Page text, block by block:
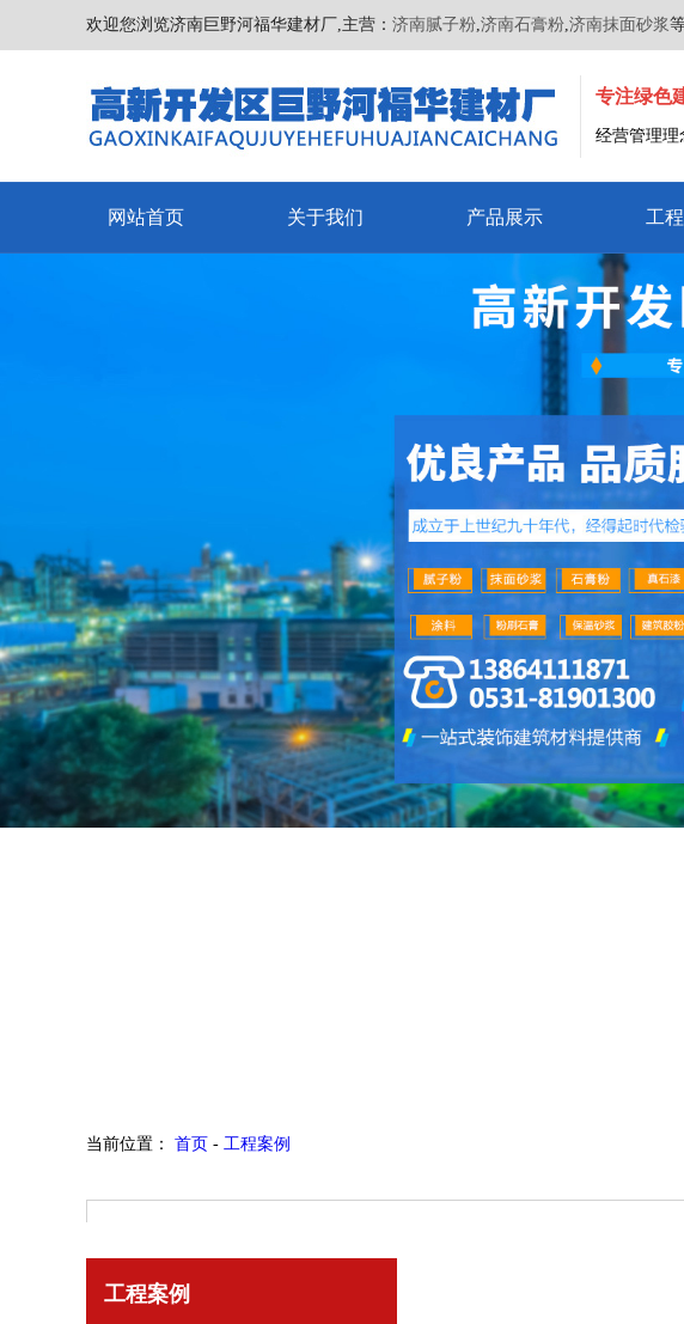
欢迎您浏览济南巨野河福华建材厂,主营： 济南腻子粉,济南石膏粉,济南抹面砂浆
专注绿色
经营管理理
网站首页 关于我们 产品展示 工
当前位置： 首页 - 工程案例
工程案例